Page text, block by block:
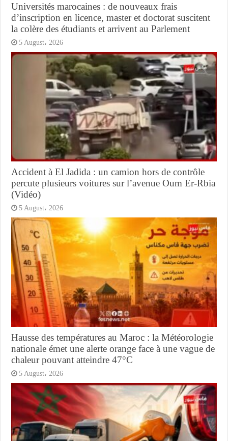
Universités marocaines : de nouveaux frais
d’inscription en licence, master et doctorat suscitent
la colère des étudiants et arrivent au Parlement
5 August، 2026
Accident à El Jadida : un camion hors de contrôle
percute plusieurs voitures sur l’avenue Oum Er-Rbia
(Vidéo)
5 August، 2026
Hausse des températures au Maroc : la Météorologie
nationale émet une alerte orange face à une vague de
chaleur pouvant atteindre 47°C
5 August، 2026